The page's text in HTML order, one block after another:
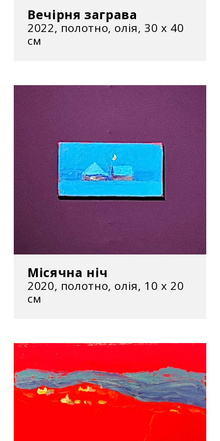
Вечірня заграва
2022, полотно, олія, 30 х 40
см
Місячна ніч
2020, полотно, олія, 10 х 20
см